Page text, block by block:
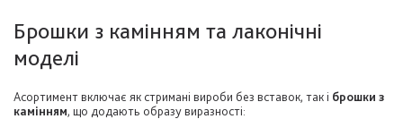
Брошки з камінням та лаконічні
моделі
Асортимент включає як стримані вироби без вставок, так і брошки з
камінням, що додають образу виразності: